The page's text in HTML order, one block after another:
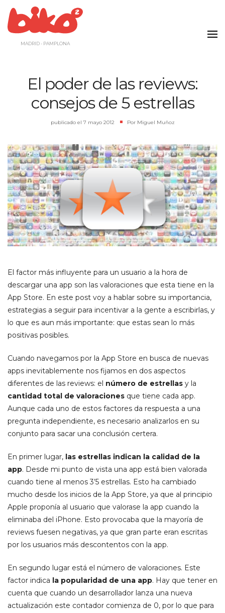
contenido
MADRID - PAMPLONA
El poder de las reviews:
consejos de 5 estrellas
publicado el 7 mayo 2012 | Por Miguel Muñoz
El factor más influyente para un usuario a la hora de
descargar una app son las valoraciones que esta tiene en la
App Store. En este post voy a hablar sobre su importancia,
estrategias a seguir para incentivar a la gente a escribirlas, y
lo que es aun más importante: que estas sean lo más
positivas posibles.
Cuando navegamos por la App Store en busca de nuevas
apps inevitablemente nos fijamos en dos aspectos
diferentes de las reviews: el número de estrellas y la
cantidad total de valoraciones que tiene cada app.
Aunque cada uno de estos factores da respuesta a una
pregunta independiente, es necesario analizarlos en su
conjunto para sacar una conclusión certera.
En primer lugar, las estrellas indican la calidad de la
app. Desde mi punto de vista una app está bien valorada
cuando tiene al menos 3’5 estrellas. Esto ha cambiado
mucho desde los inicios de la App Store, ya que al principio
Apple proponía al usuario que valorase la app cuando la
eliminaba del iPhone. Esto provocaba que la mayoría de
reviews fuesen negativas, ya que gran parte eran escritas
por los usuarios más descontentos con la app.
En segundo lugar está el número de valoraciones. Este
factor indica la popularidad de una app. Hay que tener en
cuenta que cuando un desarrollador lanza una nueva
actualización este contador comienza de 0, por lo que para